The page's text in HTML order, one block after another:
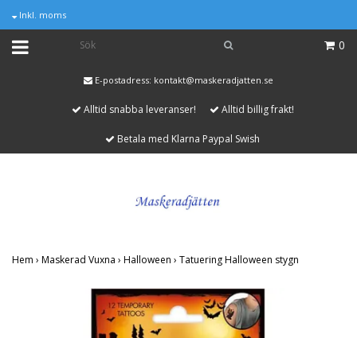
Inkl. moms
0
E-postadress: kontakt@maskeradjatten.se
Alltid snabba leveranser! Alltid billig frakt!
Betala med Klarna Paypal Swish
Hem › Maskerad Vuxna › Halloween › Tatuering Halloween stygn